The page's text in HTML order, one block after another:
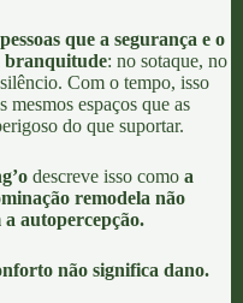
que a segurança e o
branquitude: no sotaque, no
Com o tempo, isso
mesmos espaços que as
do que suportar.
descreve isso como a
remodela não
a autopercepção.
não significa dano.